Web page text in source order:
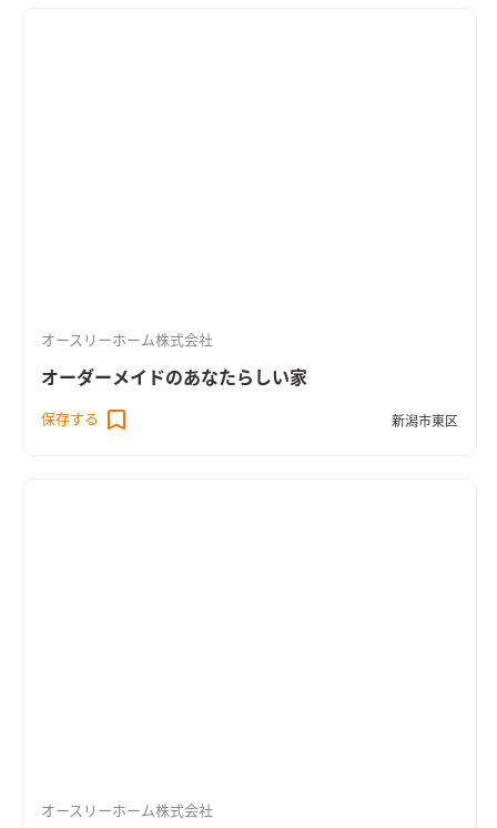
オースリーホーム株式会社
オーダーメイドのあなたらしい家
保存する 新潟市東区
オースリーホーム株式会社